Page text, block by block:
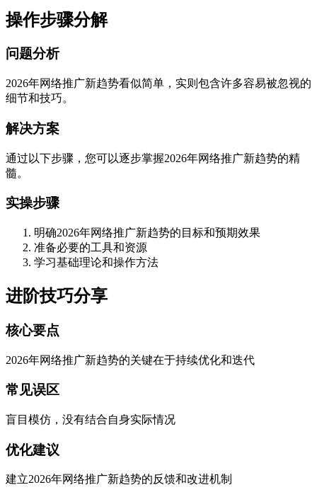
操作步骤分解
问题分析
2026年网络推广新趋势看似简单，实则包含许多容易被忽视的
细节和技巧。
解决方案
通过以下步骤，您可以逐步掌握2026年网络推广新趋势的精
髓。
实操步骤
明确2026年网络推广新趋势的目标和预期效果
准备必要的工具和资源
学习基础理论和操作方法
进阶技巧分享
核心要点
2026年网络推广新趋势的关键在于持续优化和迭代
常见误区
盲目模仿，没有结合自身实际情况
优化建议
建立2026年网络推广新趋势的反馈和改进机制